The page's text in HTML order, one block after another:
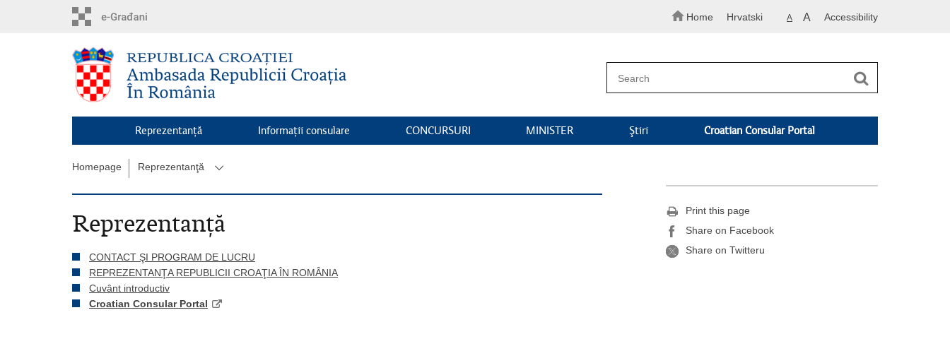
Home Hrvatski A A Accessibility
Reprezentanţă Informaţii consulare CONCURSURI MINISTER Ştiri Croatian Consular Portal
Homepage Reprezentanţă
Reprezentanţă
CONTACT ŞI PROGRAM DE LUCRU
REPREZENTANŢA REPUBLICII CROAŢIA ÎN ROMÂNIA
Cuvânt introductiv
Croatian Consular Portal
Print this page
Share on Facebook
Share on Twitteru